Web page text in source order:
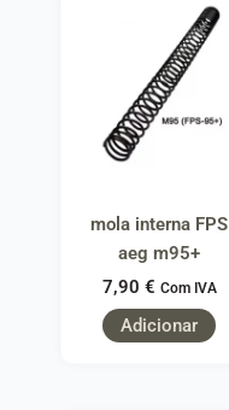
mola interna FPS
aeg m95+
7,90 € Com IVA
Adicionar